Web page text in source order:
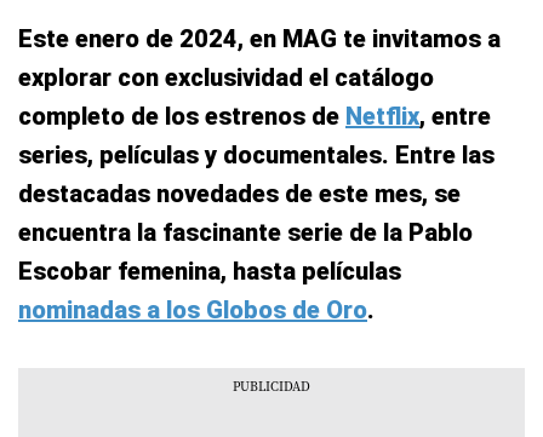
Este enero de 2024, en MAG te invitamos a
explorar con exclusividad el catálogo
completo de los estrenos de Netflix, entre
series, películas y documentales. Entre las
destacadas novedades de este mes, se
encuentra la fascinante serie de la Pablo
Escobar femenina, hasta películas
nominadas a los Globos de Oro.